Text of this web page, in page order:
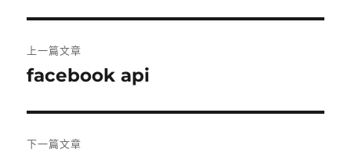
章
覽
上一篇文章
上
篇
文
facebook api
下一篇文章